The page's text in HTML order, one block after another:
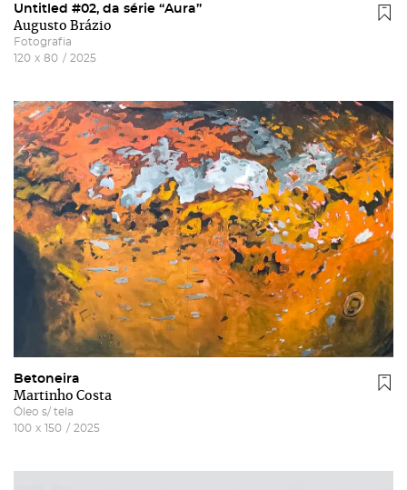
Untitled #02, da série “Aura”
Augusto Brázio
Fotografia
120 x 80 / 2025
Betoneira
Martinho Costa
Óleo s/ tela
100 x 150 / 2025